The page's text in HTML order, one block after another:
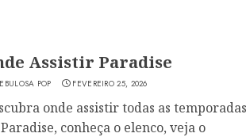
Assistir Paradise
POP FEVEREIRO 25, 2026
onde assistir todas as temporadas
conheça o elenco, veja o